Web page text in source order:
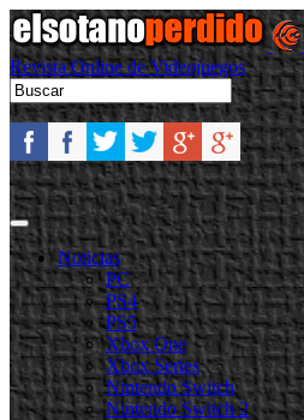
Revista Online de Videojuegos
Noticias
PC
PS4
PS5
Xbox One
Xbox Series
Nintendo Switch
Nintendo Switch 2